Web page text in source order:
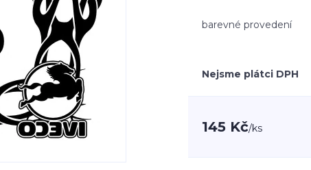
barevné provedení
Nejsme plátci DPH
145 Kč/ks